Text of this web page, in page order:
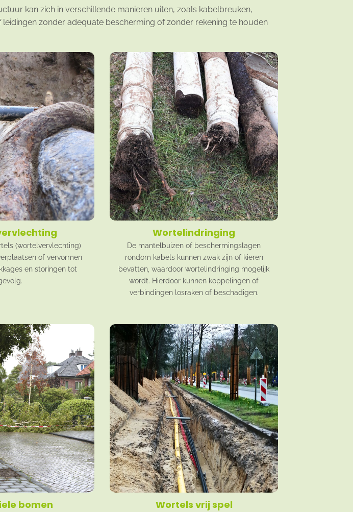
kan zich in verschillende manieren uiten, zoals kabelbreuken,
zonder adequate bescherming of zonder rekening te houden
(wortelvervlechting)
of vervormen
en storingen tot
Wortelindringing
De mantelbuizen of beschermingslagen
rondom kabels kunnen zwak zijn of kieren
bevatten, waardoor wortelindringing mogelijk
wordt. Hierdoor kunnen koppelingen of
verbindingen losraken of beschadigen.
bomen Wortels vrij spel